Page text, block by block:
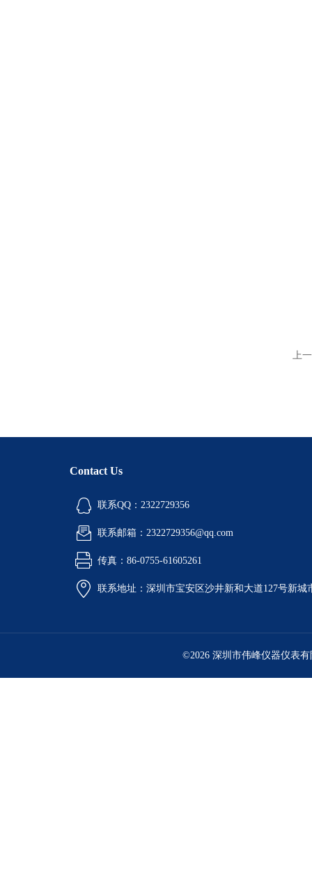
上
Contact Us
联系QQ：2322729356
联系邮箱：2322729356@qq.com
传真：86-0755-61605261
联系地址：深圳市宝安区沙井新和大道127号新城
©2026 深圳市伟峰仪器仪表